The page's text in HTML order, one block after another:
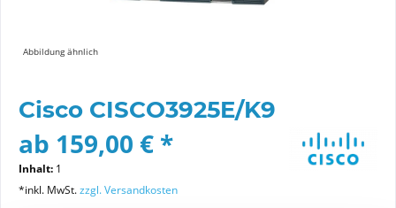
Abbildung ähnlich
Cisco CISCO3925E/K9
ab 159,00 € *
Inhalt: 1
*inkl. MwSt.zzgl. Versandkosten